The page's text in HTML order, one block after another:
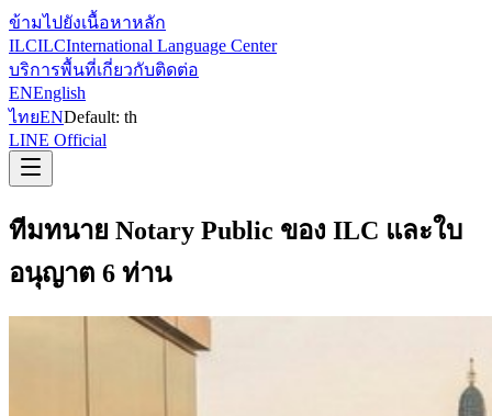
ข้ามไปยังเนื้อหาหลัก
ILCILCInternational Language Center
บริการพื้นที่เกี่ยวกับติดต่อ
ENEnglish
ไทยENDefault: th
LINE Official
ทีมทนาย Notary Public ของ ILC และใบ
อนุญาต 6 ท่าน